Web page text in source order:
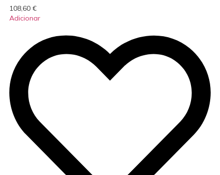
108,60 €
Adicionar